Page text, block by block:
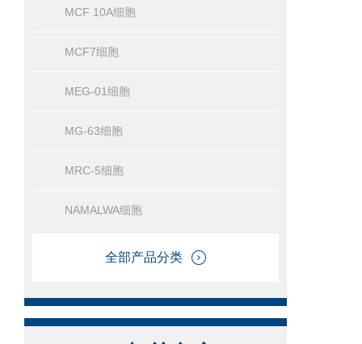
MCF 10A细胞
MCF7细胞
MEG-01细胞
MG-63细胞
MRC-5细胞
NAMALWA细胞
全部产品分类